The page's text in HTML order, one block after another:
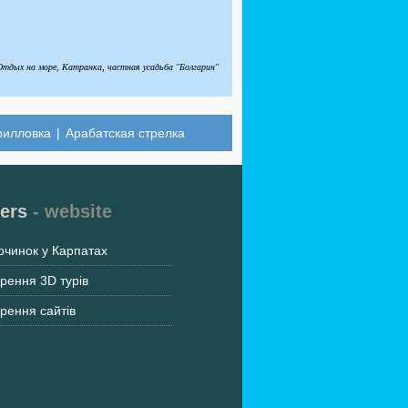
на море, Катранка, частная усадьба "Болгарин"
| Арабатская стрелка
- website
у Карпатах
3D турів
сайтів